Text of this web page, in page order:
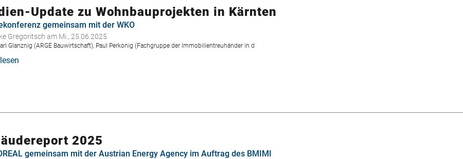
"Ersten
österreichischen
Neubaubericht"
Update zu Wohnbauprojekten in Kärnten
gemeinsam mit der WKO
Gregoritsch am Mi., 25.06.2025
Glanznig (ARGE Bauwirtschaft), Paul Perkonig (Fachgruppe der Immobilientreuhänder in d
Kärnten
2025
gemeinsam mit der Austrian Energy Agency im Auftrag des BMIMI